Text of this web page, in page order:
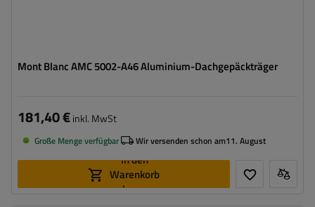
Mont Blanc AMC 5002-A46 Aluminium-Dachgepäckträger
181,40 €inkl. MwSt
Große Menge verfügbar Wir versenden schon am11. August
In den
Warenkorb
legen